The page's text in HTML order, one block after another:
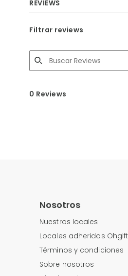
REVIEWS
Filtrar reviews
0 Reviews
Nosotros
Nuestros locales
Locales adheridos Ohgift
Términos y condiciones
Sobre nosotros